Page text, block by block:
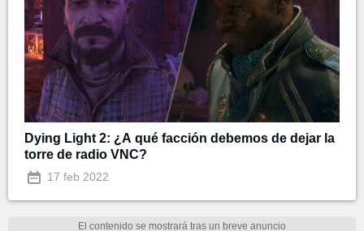
Dying Light 2: ¿A qué facción debemos de dejar la
torre de radio VNC?
17 feb 2022